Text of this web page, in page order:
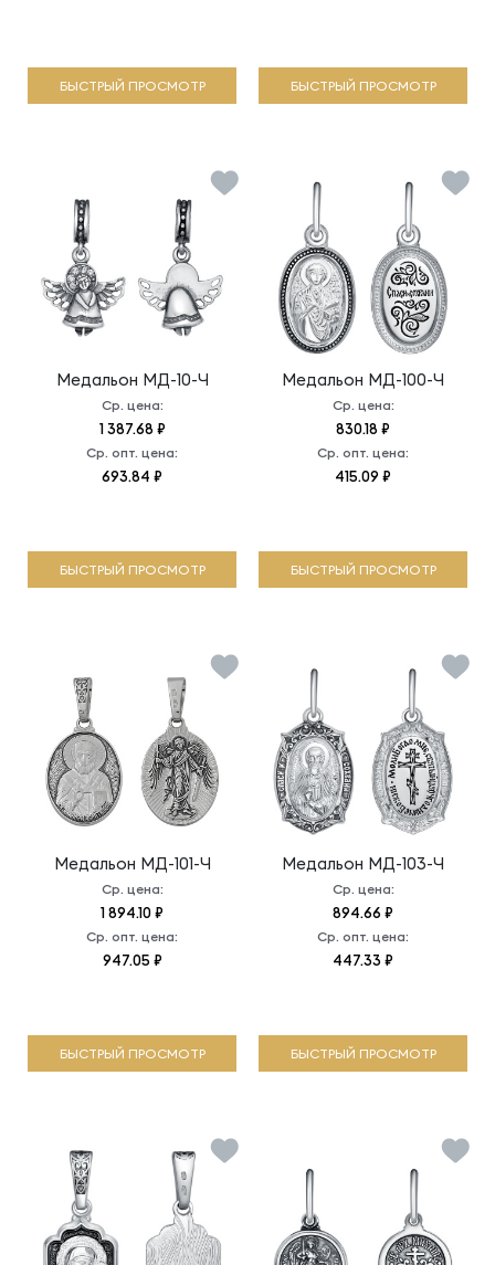
БЫСТРЫЙ ПРОСМОТР БЫСТРЫЙ ПРОСМОТР
Медальон МД-10-Ч
Ср. цена:
1 387.68 ₽
Ср. опт. цена:
693.84 ₽
БЫСТРЫЙ ПРОСМОТР
Медальон МД-100-Ч
Ср. цена:
830.18 ₽
Ср. опт. цена:
415.09 ₽
БЫСТРЫЙ ПРОСМОТР
Медальон МД-101-Ч
Ср. цена:
1 894.10 ₽
Ср. опт. цена:
947.05 ₽
БЫСТРЫЙ ПРОСМОТР
Медальон МД-103-Ч
Ср. цена:
894.66 ₽
Ср. опт. цена:
447.33 ₽
БЫСТРЫЙ ПРОСМОТР